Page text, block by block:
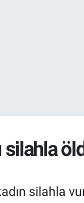
silahla
silahla